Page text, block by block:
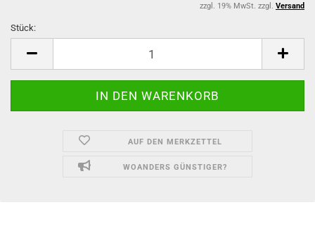
zzgl. 19% MwSt. zzgl. Versand
Stück:
AUF DEN MERKZETTEL
WOANDERS GÜNSTIGER?